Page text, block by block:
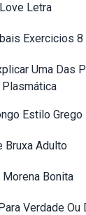
Letra
Exercicios 8
Uma Das
Plasmática
Estilo Grego
Bruxa Adulto
Bonita
Verdade Ou